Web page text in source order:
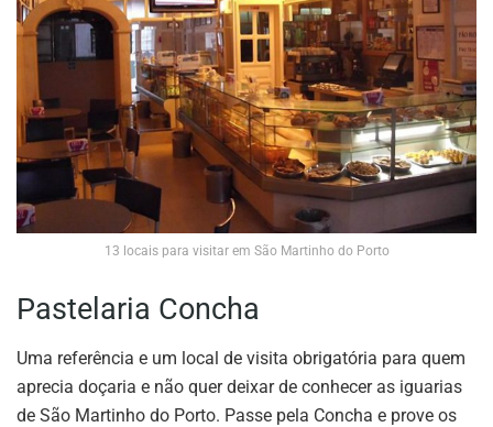
13 locais para visitar em São Martinho do Porto
Pastelaria Concha
Uma referência e um local de visita obrigatória para quem
aprecia doçaria e não quer deixar de conhecer as iguarias
de São Martinho do Porto. Passe pela Concha e prove os